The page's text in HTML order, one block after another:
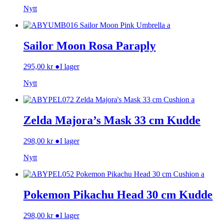
Nytt
Sailor Moon Rosa Paraply
295,00 kr ●I lager
Nytt
Zelda Majora’s Mask 33 cm Kudde
298,00 kr ●I lager
Nytt
Pokemon Pikachu Head 30 cm Kudde
298,00 kr ●I lager